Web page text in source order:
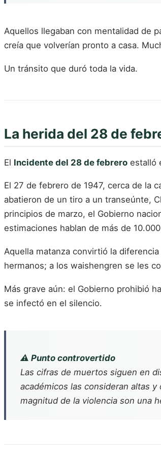
Aquellos llegaban con mentalidad de
creía que volverían pronto a casa.
Un tránsito que duró toda la vida.
La herida del 28 de
El Incidente del 28 de febrero estalló
El 27 de febrero de 1947, cerca de la
abatieron de un tiro a un transeúnte,
principios de marzo, el Gobierno
estimaciones hablan de más de
Aquella matanza convirtió la
hermanos; a los waishengren se les
Más grave aún: el Gobierno prohibió
se infectó en el silencio.
⚠️ Punto controvertido
Las cifras de muertos siguen en
académicos las consideran altas
magnitud de la violencia son una